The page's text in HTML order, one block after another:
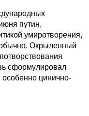
путин,
умиротворения,
Окрыленный
сформулировал
особенно цинично-